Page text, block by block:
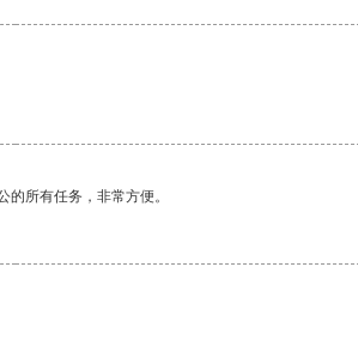
所有任务，非常方便。